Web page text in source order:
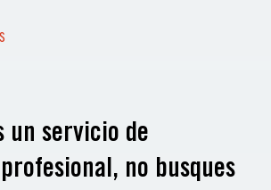
un servicio de
no busques